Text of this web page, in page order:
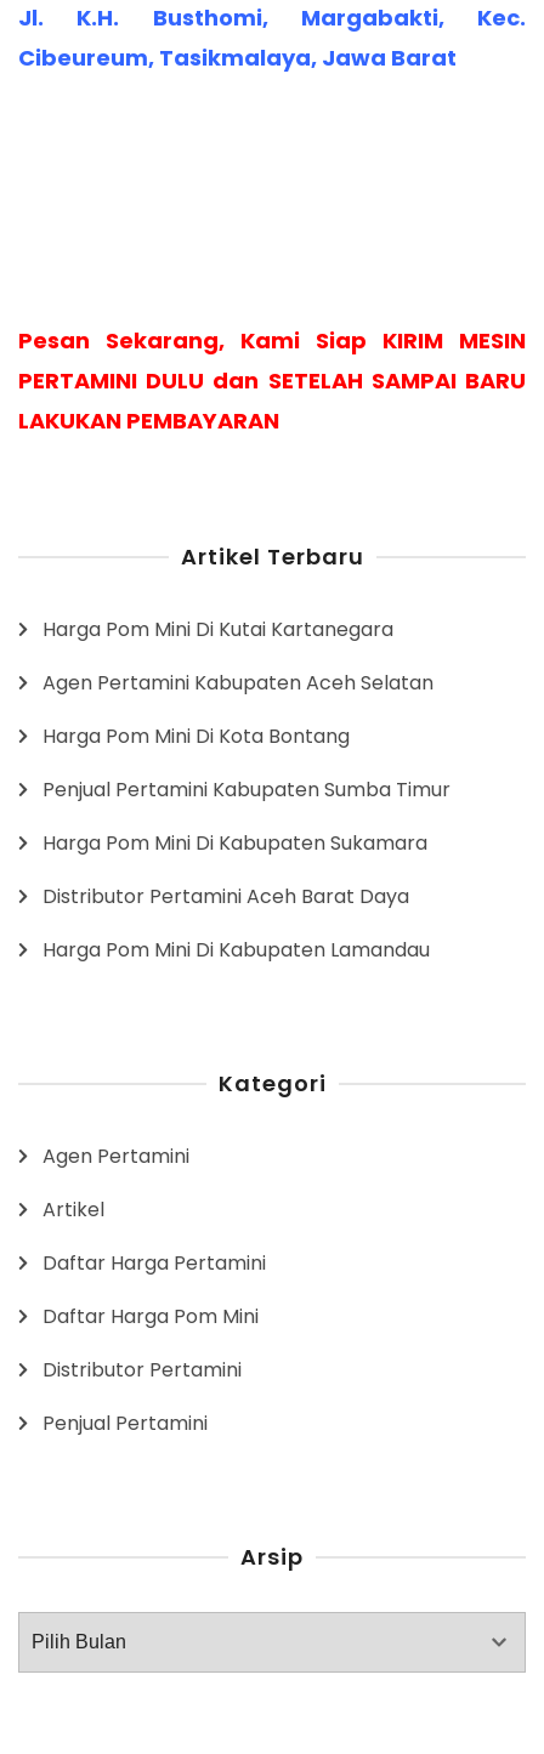
Jl. K.H. Busthomi, Margabakti, Kec.
Cibeureum, Tasikmalaya, Jawa Barat
Pesan Sekarang, Kami Siap KIRIM MESIN
PERTAMINI DULU dan SETELAH SAMPAI BARU
LAKUKAN PEMBAYARAN
Artikel Terbaru
Harga Pom Mini Di Kutai Kartanegara
Agen Pertamini Kabupaten Aceh Selatan
Harga Pom Mini Di Kota Bontang
Penjual Pertamini Kabupaten Sumba Timur
Harga Pom Mini Di Kabupaten Sukamara
Distributor Pertamini Aceh Barat Daya
Harga Pom Mini Di Kabupaten Lamandau
Kategori
Agen Pertamini
Artikel
Daftar Harga Pertamini
Daftar Harga Pom Mini
Distributor Pertamini
Penjual Pertamini
Arsip
Arsip